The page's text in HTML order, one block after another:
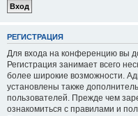
РЕГИСТРАЦИЯ
Для входа на конференцию вы
Регистрация занимает всего
более широкие возможности.
установлены также
пользователей. Прежде чем
ознакомиться с правилами и